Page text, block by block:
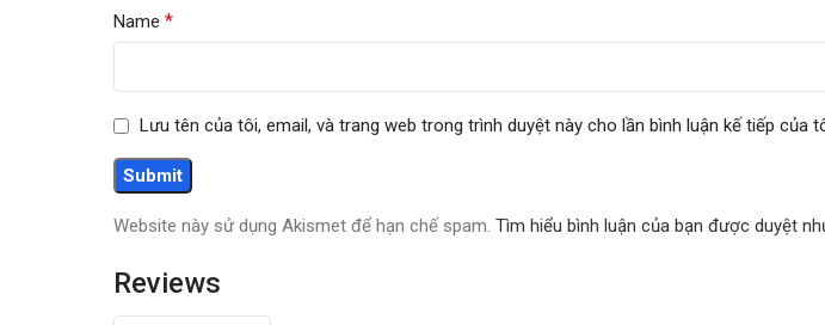
Reviews
Name *
Lưu tên của tôi, email, và trang web trong trình duyệt này cho lần bình luận kế tiếp của
Website này sử dụng Akismet để hạn chế spam. Tìm hiểu bình luận của bạn được duyệt